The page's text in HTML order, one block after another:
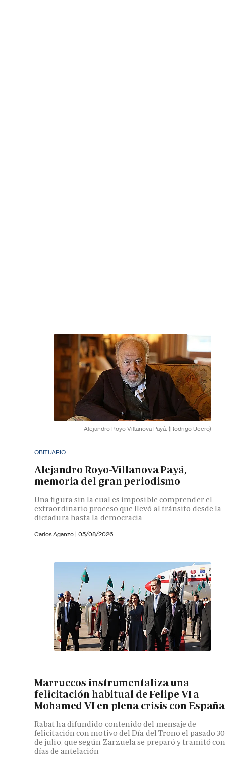
Alejandro Royo-Villanova Payá. (Rodrigo Ucero)
OBITUARIO
Alejandro Royo-Villanova Payá,
memoria del gran periodismo
Una figura sin la cual es imposible comprender el
extraordinario proceso que llevó al tránsito desde la
dictadura hasta la democracia
Carlos Aganzo | 05/08/2026
Marruecos instrumentaliza una
felicitación habitual de Felipe VI a
Mohamed VI en plena crisis con España
Rabat ha difundido contenido del mensaje de
felicitación con motivo del Día del Trono el pasado 30
de julio, que según Zarzuela se preparó y tramitó
días de antelación